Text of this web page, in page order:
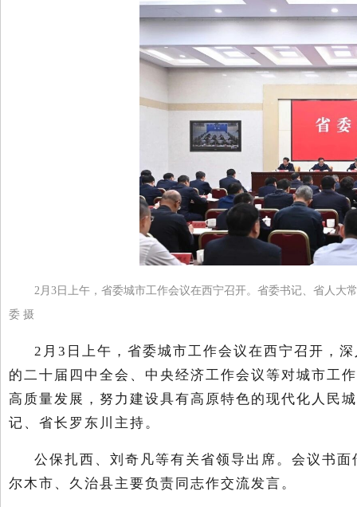
2月3日上午，省委城市工作会议在西宁召开。省委书记、省人大
委 摄
2月3日上午，省委城市工作会议在西宁召开，
的二十届四中全会、中央经济工作会议等对城市工
高质量发展，努力建设具有高原特色的现代化人民
记、省长罗东川主持。
公保扎西、刘奇凡等有关省领导出席。会议书
尔木市、久治县主要负责同志作交流发言。